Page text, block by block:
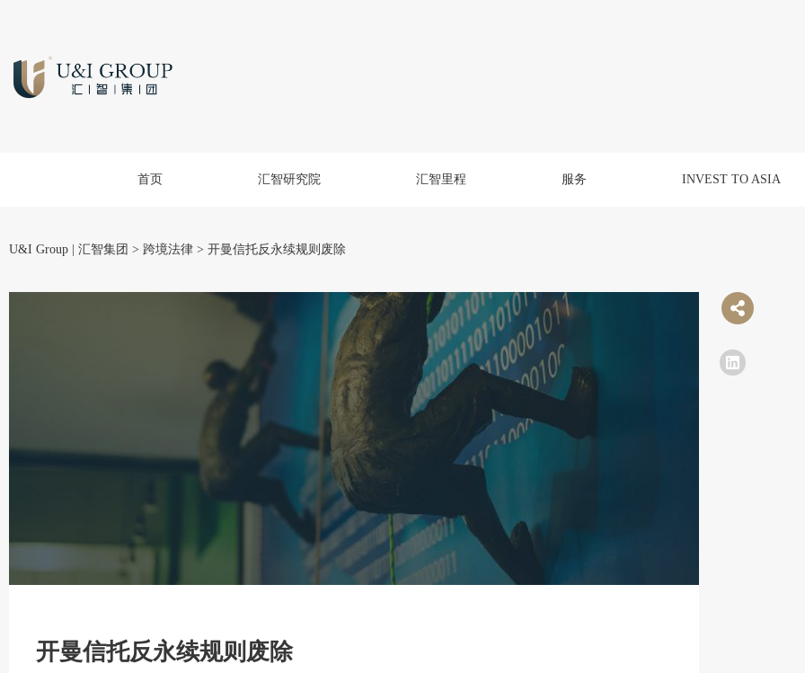
首页 汇智研究院 汇智里程 服务 INVEST TO ASIA
U&I Group | 汇智集团 > 跨境法律 > 开曼信托反永续规则废除
开曼信托反永续规则废除